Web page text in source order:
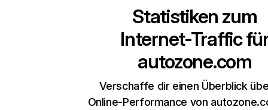
Statistiken zum
Internet-Traffic
autozone.com
Verschaffe dir einen Überblick
Online-Performance von